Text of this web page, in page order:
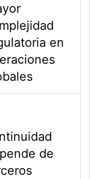
en
de